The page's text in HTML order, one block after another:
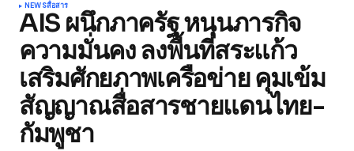
NEWSสื่อสาร
AIS ผนึกภาครัฐ หนุนภารกิจ
ความมั่นคง ลงพื้นที่สระแก้ว
เสริมศักยภาพเครือข่าย คุมเข้ม
สัญญาณสื่อสารชายแดนไทย-
กัมพูชา